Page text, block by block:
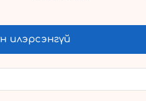
илэрсэнгүй